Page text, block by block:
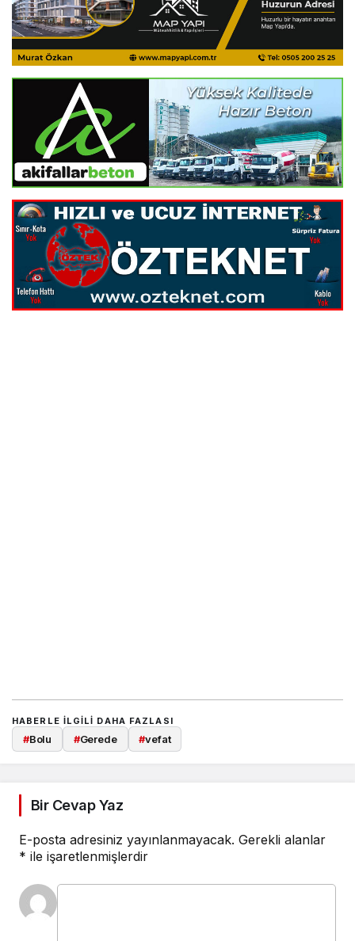
HABERLE ILGILI DAHA FAZLASI
#Bolu #Gerede #vefat
Bir Cevap Yaz
E-posta adresiniz yayınlanmayacak. Gerekli alanlar
* ile işaretlenmişlerdir